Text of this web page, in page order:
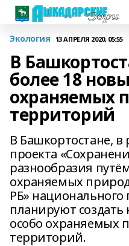
Экология 13 АПРЕЛЯ 2020, 05:55
В
более 18
охраняемых
территорий
В Башкортостане, в
проекта
разнообразия
охраняемых
РБ» национального
планируют
особо охраняемых
территорий.